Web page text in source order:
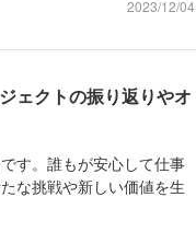
2023/12/04
ェクトの振り返りやオ
す。誰もが安心して仕事
な挑戦や新しい価値を生